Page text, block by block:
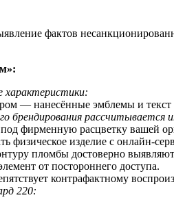
фактов
»:
характеристики:
— нанесённые эмблемы и
рассчитывается
фирменную расцветку вашей
физическое изделие с онлайн-
пломбы достоверно
от постороннего доступа.
контрафактному
220: